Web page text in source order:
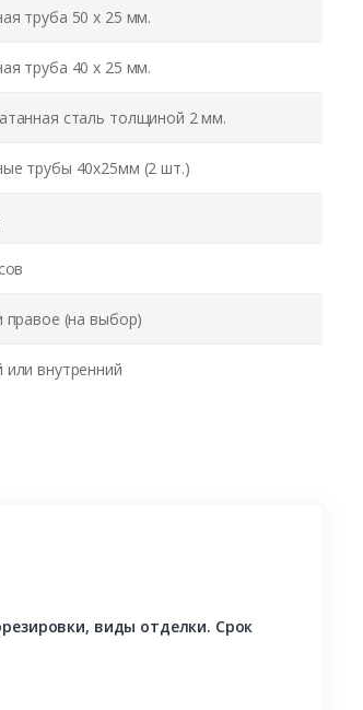
труба 50 х 25 мм.
труба 40 х 25 мм.
сталь толщиной 2 мм.
трубы 40х25мм (2 шт.)
правое (на выбор)
внутренний
виды отделки. Срок